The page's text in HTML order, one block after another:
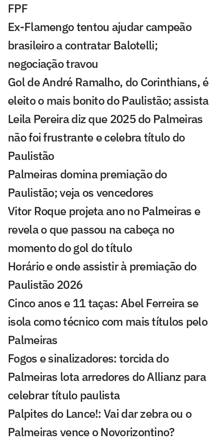
FPF
Ex-Flamengo tentou ajudar campeão
brasileiro a contratar Balotelli;
negociação travou
Gol de André Ramalho, do Corinthians, é
eleito o mais bonito do Paulistão; assista
Leila Pereira diz que 2025 do Palmeiras
não foi frustrante e celebra título do
Paulistão
Palmeiras domina premiação do
Paulistão; veja os vencedores
Vitor Roque projeta ano no Palmeiras e
revela o que passou na cabeça no
momento do gol do título
Horário e onde assistir à premiação do
Paulistão 2026
Cinco anos e 11 taças: Abel Ferreira se
isola como técnico com mais títulos pelo
Palmeiras
Fogos e sinalizadores: torcida do
Palmeiras lota arredores do Allianz para
celebrar título paulista
Palpites do Lance!: Vai dar zebra ou o
Palmeiras vence o Novorizontino?